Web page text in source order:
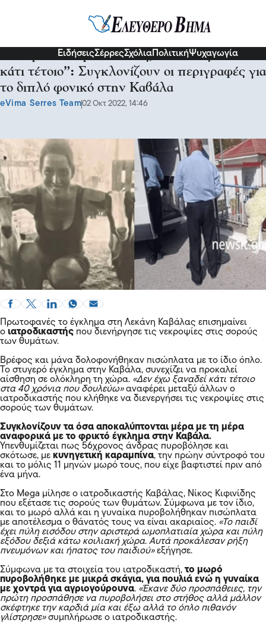
ΕιδήσειςΣέρρεςΣχόλια ΠολιτικήΨυχαγωγία
“40 χρόνια ιατροδικαστής, δεν έχω ξαναδεί
κάτι τέτοιο”: Συγκλονίζουν οι περιγραφές για
το διπλό φονικό στην Καβάλα
eVima Serres Team02 Οκτ 2022, 14:46
Πρωτοφανές το έγκλημα στη Λεκάνη Καβάλας επισημαίνει
ο ιατροδικαστής που διενήργησε τις νεκροψίες στις σορούς
των θυμάτων.
Βρέφος και μάνα δολοφονήθηκαν πισώπλατα με το ίδιο όπλο.
Το στυγερό έγκλημα στην Καβάλα, συνεχίζει να προκαλεί
αίσθηση σε ολόκληρη τη χώρα. «Δεν έχω ξαναδεί κάτι τέτοιο
στα 40 χρόνια που δουλεύω»αναφέρει μεταξύ άλλων ο
ιατροδικαστής που κλήθηκε να διενεργήσει τις νεκροψίες στις
σορούς των θυμάτων.
Συγκλονίζουν τα όσα αποκαλύπτονται μέρα με τη μέρα
αναφορικά με το φρικτό έγκλημα στην Καβάλα.
Υπενθυμίζεται πως 56χρονος άνδρας πυροβόλησε και
σκότωσε, με κυνηγετική καραμπίνα, την πρώην σύντροφό του
και το μόλις 11 μηνών μωρό τους, που είχε βαφτιστεί πριν από
ένα μήνα.
Στο Mega μίλησε ο ιατροδικαστής Καβάλας, Νίκος Κιφινίδης
που εξέτασε τις σορούς των θυμάτων. Σύμφωνα με τον ίδιο,
και το μωρό αλλά και η γυναίκα πυροβολήθηκαν πισώπλατα
με αποτέλεσμα ο θάνατός τους να είναι ακαριαίος. «Το παιδί
έχει πύλη εισόδου στην αριστερά ωμοπλατιαία χώρα και πύλη
εξόδου δεξιά κάτω κοιλιακή χώρα. Αυτά προκάλεσαν ρήξη
πνευμόνων και ήπατος του παιδιού»εξήγησε.
Σύμφωνα με τα στοιχεία του ιατροδικαστή, το μωρό
πυροβολήθηκε με μικρά σκάγια, για πουλιά ενώ η γυναίκα
με χοντρά για αγριογούρουνα. «Έκανε δύο προσπάθειες, την
πρώτη προσπάθησε να πυροβολήσει στο στήθος αλλά μάλλον
σκέφτηκε την καρδιά μία και έξω αλλά το όπλο πιθανόν
γλίστρησε»συμπλήρωσε ο ιατροδικαστής.